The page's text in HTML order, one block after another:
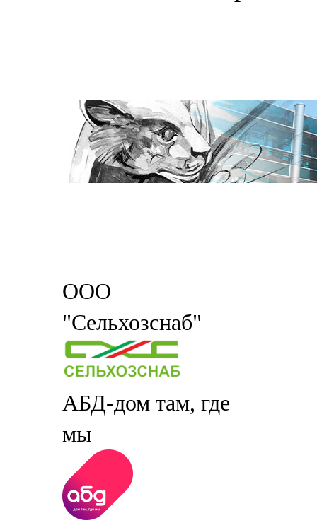
ООО
"Сельхозснаб"
АБД-дом там, где
мы